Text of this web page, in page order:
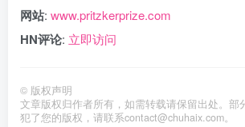
网站: www.pritzkerprize.com
HN评论: 立即访问
© 版权声明
文章版权归作者所有，如需转载请保留出处。部
犯了您的版权，请联系contact@chuhaix.com。